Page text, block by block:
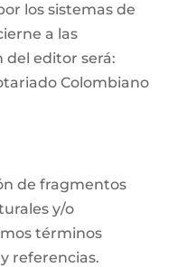
los sistemas de
a las
del editor será:
Colombiano
de fragmentos
y/o
términos
referencias.